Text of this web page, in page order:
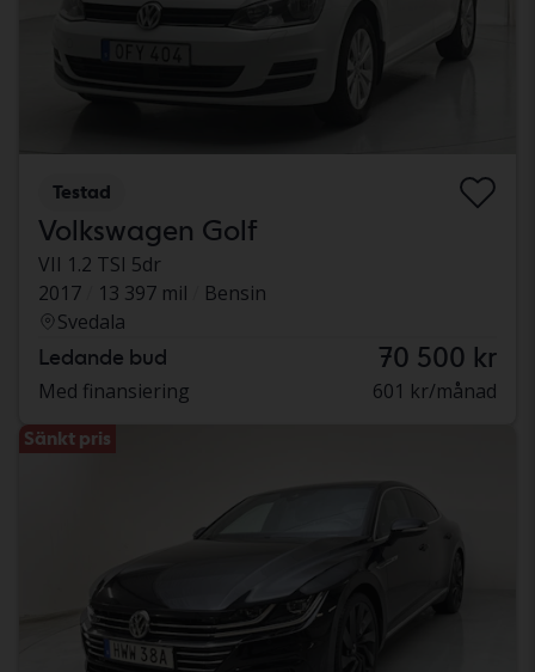
Testad
Volkswagen Golf
VII 1.2 TSI 5dr
2017
13 397 mil
Bensin
Svedala
Ledande bud 70 500 kr
Med finansiering 601 kr/månad
Sänkt pris